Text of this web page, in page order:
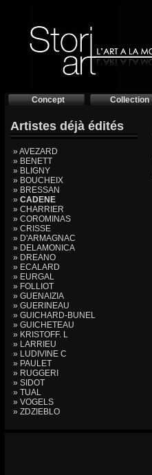
Concept Collection
Artistes déjà édités
» AVEZARD
» BENETT
» BLIGNY
» BOUCHEIX
» BRESSAN
» CADENE
» CHARRIER
» COROMINAS
» CRISSE
» D'ARMAGNAC
» DELAMONICA
» DREANO
» ECALARD
» EURGAL
» FOLLIOT
» GUENAIZIA
» GUERINEAU
» GUICHARD-BUNEL
» GUICHETEAU
» KRISTOFF. L
» LARRIEU
» LUDIVINE C
» PAULET
» RUGGERI
» SIDOT
» TUAL
» VOGELS
» ZDZIEBLO